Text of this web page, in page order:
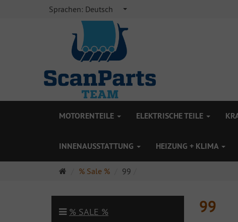
Sprachen: Deutsch
MOTORENTEILE ELEKTRISCHE TEILE
INNENAUSSTATTUNG HEIZUNG + KLIMA
Startseite
% Sale % 99
99
% SALE %